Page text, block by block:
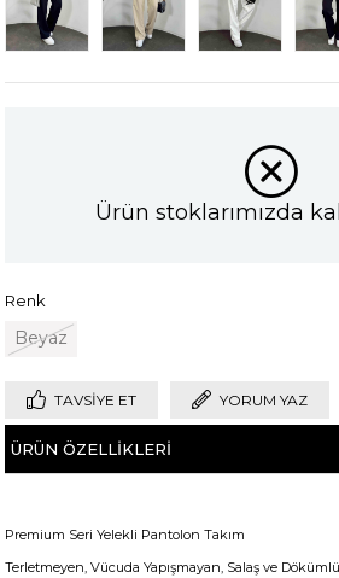
Ürün stoklarımızda
Renk
Beyaz
TAVSIYE ET YORUM YAZ
ÜRÜN ÖZELLIKLERI
Premium Seri Yelekli Pantolon Takım
Terletmeyen, Vücuda Yapışmayan, Salaş ve